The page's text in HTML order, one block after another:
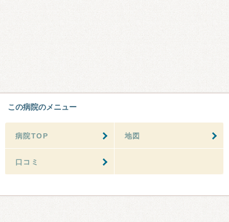
この病院のメニュー
病院TOP 地図
口コミ